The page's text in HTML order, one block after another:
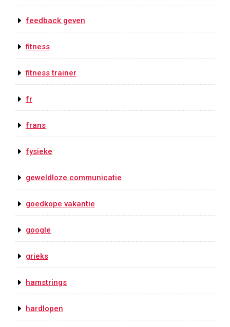
feedback geven
fitness
fitness trainer
fr
frans
fysieke
geweldloze communicatie
goedkope vakantie
google
grieks
hamstrings
hardlopen